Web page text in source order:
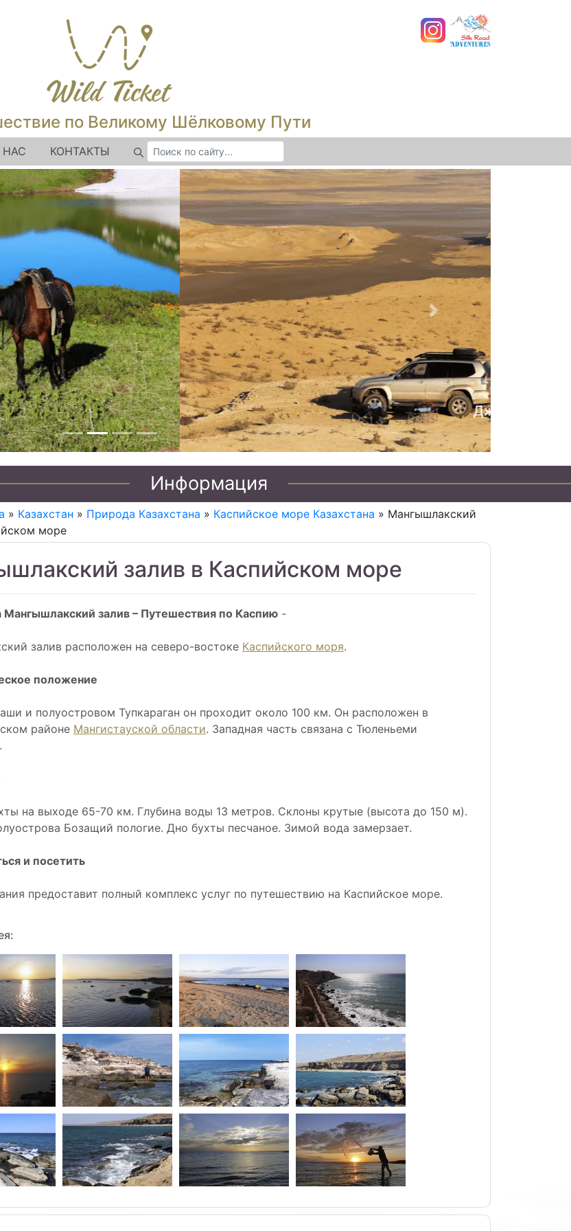
по Великому Шёлковому Пути
НАС КОНТАКТЫ
Джип туры по Казахстану
Следующий
Информация
» Казахстан » Природа Казахстана » Каспийское море Казахстана » Мангышлакский
море
залив в Каспийском море
Мангышлакский залив – Путешествия по Каспию -
залив расположен на северо-востоке Каспийского моря.
положение
и полуостровом Тупкараган он проходит около 100 км. Он расположен в
районе Мангистауской области. Западная часть связана с Тюленьеми
на выходе 65-70 км. Глубина воды 13 метров. Склоны крутые (высота до 150 м).
Бозащий пологие. Дно бухты песчаное. Зимой вода замерзает.
и посетить
предоставит полный комплекс услуг по путешествию на Каспийское море.